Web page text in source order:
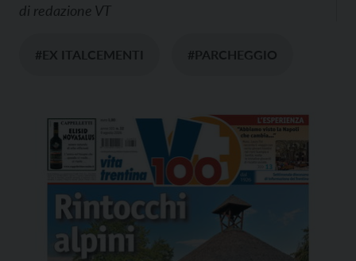
di redazione VT
#EX ITALCEMENTI #PARCHEGGIO